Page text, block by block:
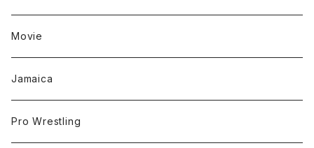
Movie
Jamaica
Pro Wrestling